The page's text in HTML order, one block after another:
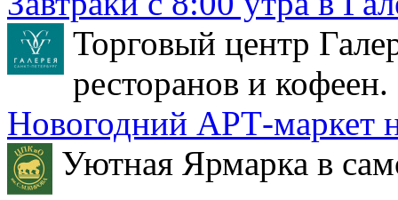
Торговый центр
ресторанов и кофеен.
Новогодний АРТ-маркет
Уютная Ярмарка в